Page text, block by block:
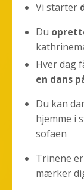
Vi starter
Du
Hver dag
en dans
Du kan
hjemme i
sofaen
Trinene er
mærker